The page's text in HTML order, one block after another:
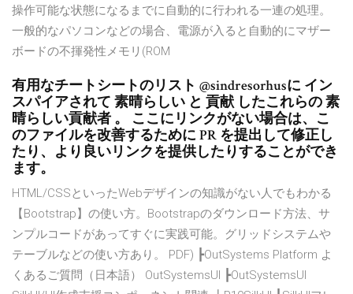
操作可能な状態になるまでに自動的に行われる一連の処理。
一般的なパソコンなどの場合、電源が入ると自動的にマザー
ボードの不揮発性メモリ(ROM
有用なチートシートのリスト @sindresorhusに イン
スパイアされて 素晴らしい と 貢献 したこれらの 素
晴らしい貢献者 。 ここにリンクがない場合は、こ
のファイルを改善するために PR を提出して修正し
たり、より良いリンクを提供したりすることができ
ます。
HTML/CSSといったWebデザインの知識がない人でもわかる
【Bootstrap】の使い方。Bootstrapのダウンロード方法、サ
ンプルコードがあってすぐに実践可能。グリッドシステムや
テーブルなどの使い方あり。 PDF) ┣OutSystems Platform よ
くあるご質問（日本語） OutSystemsUI ┣OutSystemsUI